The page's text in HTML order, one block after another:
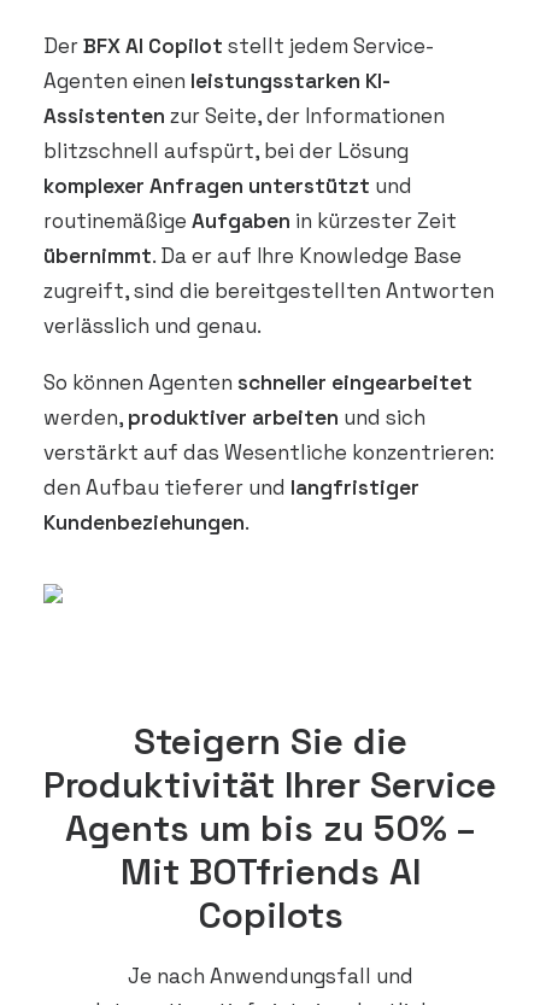
DerBFX AI Copilot stellt jedem Service-
Agenten einen leistungsstarken KI-
Assistenten zur Seite, der Informationen
blitzschnell aufspürt, bei der Lösung
komplexer Anfragen unterstützt und
routinemäßige Aufgaben in kürzester Zeit
übernimmt. Da er auf Ihre Knowledge Base
zugreift, sind die bereitgestellten Antworten
verlässlich und genau.
So können Agenten schneller eingearbeitet
werden, produktiver arbeiten und sich
verstärkt auf das Wesentliche konzentrieren:
den Aufbau tieferer und langfristiger
Kundenbeziehungen.
Steigern Sie die
Produktivität Ihrer Service
Agents um bis zu 50% –
Mit BOTfriends AI
Copilots
Je nach Anwendungsfall und